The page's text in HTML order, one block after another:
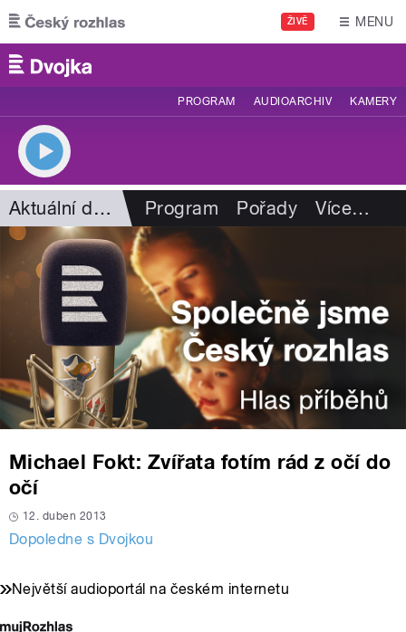
Přejít k hlavnímu obsahu
ŽIVĚ MENU
PROGRAM AUDIOARCHIV KAMERY
Aktuální dění Program Pořady Více…
Michael Fokt: Zvířata fotím rád z očí do
očí
12. duben 2013
Dopoledne s Dvojkou
Největší audioportál na českém internetu